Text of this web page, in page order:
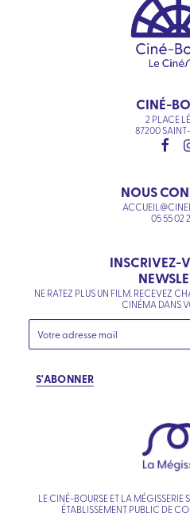
CINÉ-
2 PLACE
87200
NOUS
05 55 02
INSCRIVEZ-
NE RATEZ PLUS UN FILM. RECEVEZ
CINÉMA DANS
S'ABONNER
LE CINÉ-BOURSE ET LA MÉGISSERIE
ÉTABLISSEMENT PUBLIC DE